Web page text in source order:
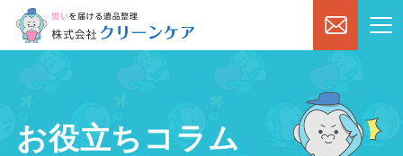
お役立ちコラム